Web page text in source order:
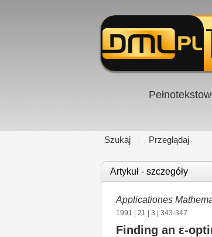
Szukaj Przeglądaj
Artykuł - szczegóły
Applicationes
1991 21 3 | 343-347
Finding an ε-